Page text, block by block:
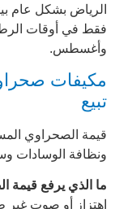
الرياض بشكل عام
فقط في أوقات
وأغسطس.
مكيفات
تبيع
قيمة الصحراوي
ونظافة الوسادات
ما الذي يرفع قيمة
اهتزاز أو صوت غير